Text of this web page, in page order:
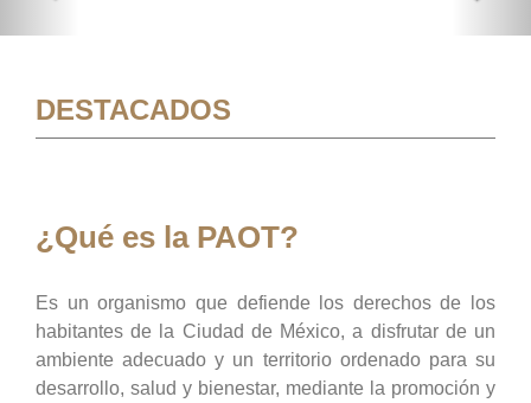
DESTACADOS
¿Qué es la PAOT?
Es un organismo que defiende los derechos de los
habitantes de la Ciudad de México, a disfrutar de un
ambiente adecuado y un territorio ordenado para su
desarrollo, salud y bienestar, mediante la promoción y